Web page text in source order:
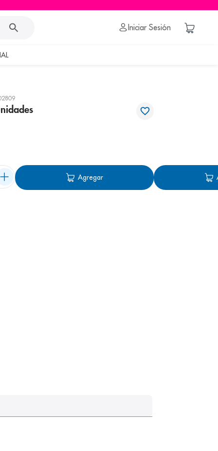
Iniciar Sesión
Agregar